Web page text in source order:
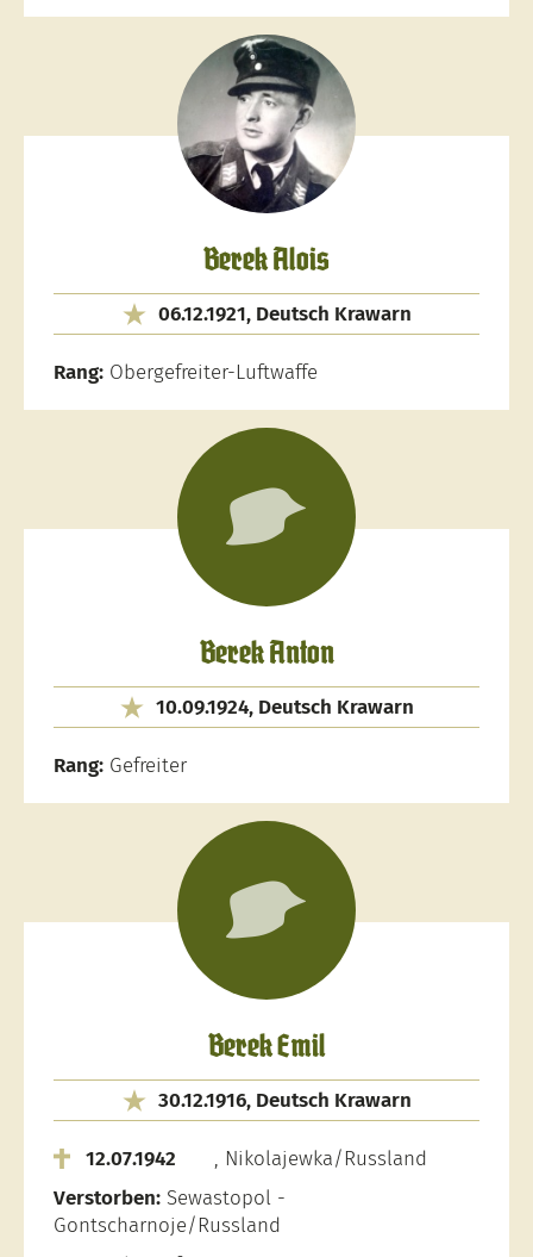
Berek Alois
06.12.1921, Deutsch Krawarn
Rang: Obergefreiter-Luftwaffe
Berek Anton
10.09.1924, Deutsch Krawarn
Rang: Gefreiter
Berek Emil
30.12.1916, Deutsch Krawarn
12.07.1942
, Nikolajewka/Russland
Verstorben: Sewastopol -
Gontscharnoje/Russland